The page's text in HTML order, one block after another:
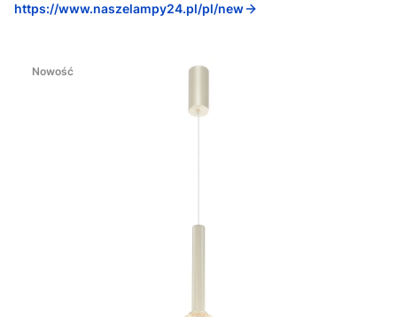
https://www.naszelampy24.pl/pl/new
Nowość